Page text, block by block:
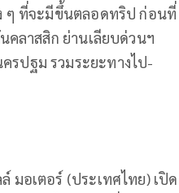
ๆ ที่จะมีขึ้นตลอดทริป ก่อนที่
คลาสสิก ย่านเลียบด่วนฯ
รปฐม รวมระยะทางไป-
มอเตอร์ (ประเทศไทย) เปิด